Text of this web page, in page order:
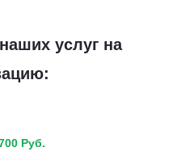
услуг на
Руб.